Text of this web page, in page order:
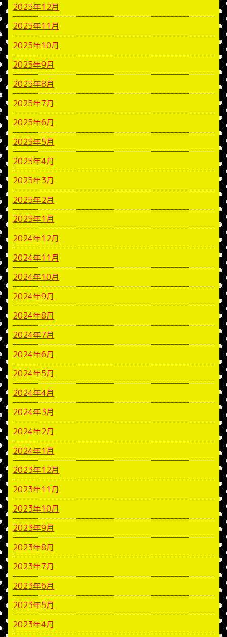
2025年12月
2025年11月
2025年10月
2025年9月
2025年8月
2025年7月
2025年6月
2025年5月
2025年4月
2025年3月
2025年2月
2025年1月
2024年12月
2024年11月
2024年10月
2024年9月
2024年8月
2024年7月
2024年6月
2024年5月
2024年4月
2024年3月
2024年2月
2024年1月
2023年12月
2023年11月
2023年10月
2023年9月
2023年8月
2023年7月
2023年6月
2023年5月
2023年4月